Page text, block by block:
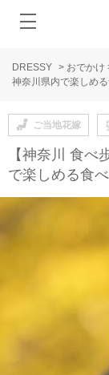
DRESSY > おでかけ
神奈川県内で楽しめ
ご当地花嫁
【神奈川 食べ
で楽しめる食